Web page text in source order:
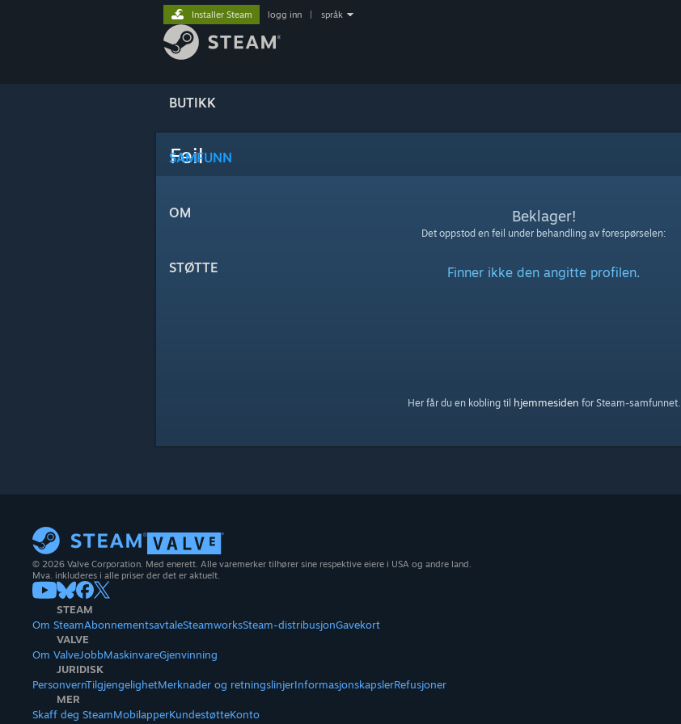
BUTIKK
SAMFUNN
OM
STØTTE
Installer Steam logg inn språk
Feil
Beklager!
Det oppstod en feil under behandling av forespørselen:
Finner ikke den angitte profilen.
Her får du en kobling til hjemmesiden for Steam-samfunnet.
© 2026 Valve Corporation. Med enerett. Alle varemerker tilhører sine respektive eiere i USA og andre land.
Mva. inkluderes i alle priser der det er aktuelt.
STEAM
Om SteamAbonnementsavtaleSteamworksSteam-distribusjonGavekort
VALVE
Om ValveJobbMaskinvareGjenvinning
JURIDISK
PersonvernTilgjengelighetMerknader og retningslinjerInformasjonskapslerRefusjoner
MER
Skaff deg SteamMobilapperKundestøtteKonto